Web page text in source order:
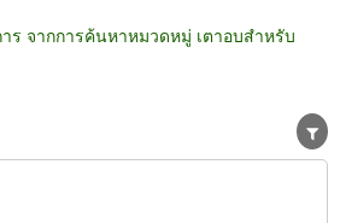
ร จากการค้นหาหมวดหมู่ เตาอบสำหรับ